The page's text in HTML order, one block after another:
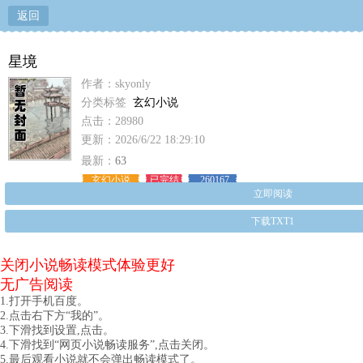
返回
星境
作者：skyonly
分类标签 玄幻小说
点击：28980
更新：2026/6/22 18:29:10
最新： 63
玄幻小说 已完结
260167
立即阅读
下载TXT1
关闭小说畅读模式体验更好
无广告阅读
1.打开手机百度。
2.点击右下方“我的”。
3.下滑找到设置,点击。
4.下滑找到“网页小说畅读服务”,点击关闭。
5.最后观看小说就不会弹出畅读模式了。